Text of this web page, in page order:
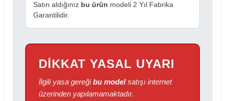
Satın aldığınız bu ürün modeli 2 Yıl Fabrika
Garantilidir.
DİKKAT YASAL UYARI
İlgili yasa gereğibu modelsatışı internet
üzerinden yapılamamaktadır.